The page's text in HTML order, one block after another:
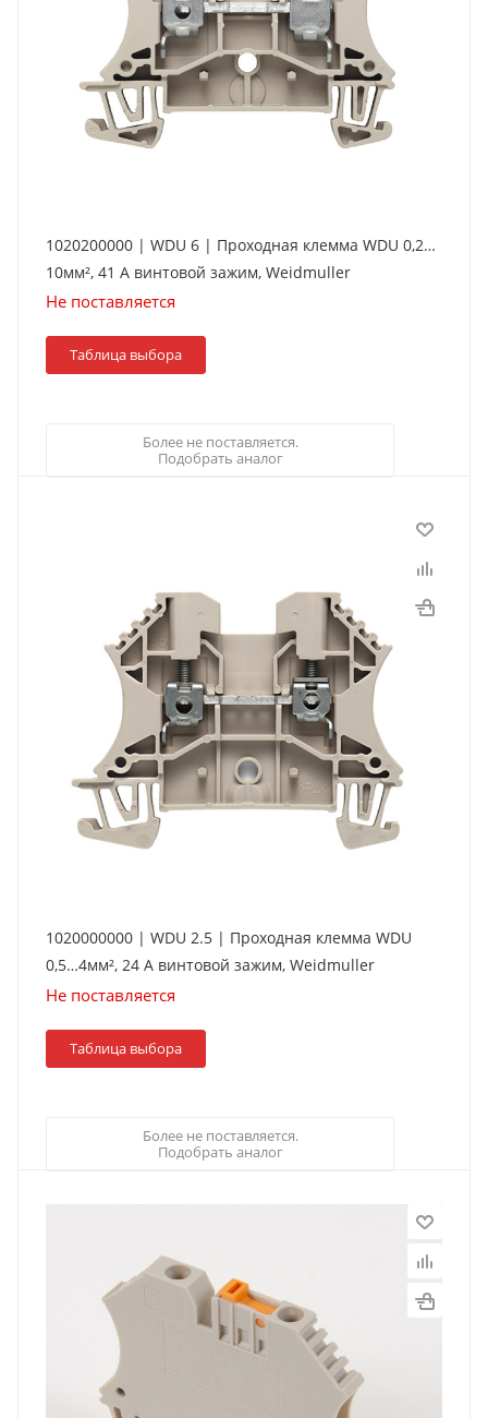
1020200000 | WDU 6 | Проходная клемма WDU 0,2…
10мм², 41 А винтовой зажим, Weidmuller
Не поставляется
Таблица выбора
Более не поставляется.
Подобрать аналог
1020000000 | WDU 2.5 | Проходная клемма WDU
0,5…4мм², 24 А винтовой зажим, Weidmuller
Не поставляется
Таблица выбора
Более не поставляется.
Подобрать аналог